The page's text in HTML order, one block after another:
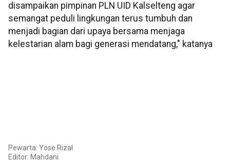
disampaikan pimpinan PLN UID Kalselteng agar
semangat peduli lingkungan terus tumbuh dan
menjadi bagian dari upaya bersama menjaga
kelestarian alam bagi generasi mendatang," katanya
Pewarta: Yose Rizal
Editor: Mahdani